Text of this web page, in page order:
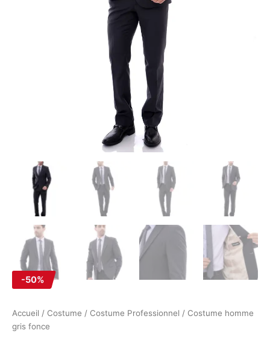
-50%
Accueil / Costume / Costume Professionnel / Costume homme
gris fonce